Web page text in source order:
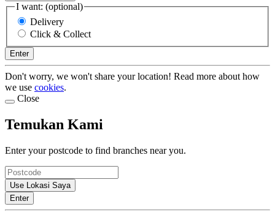
I want: (optional)
Delivery
Click & Collect
Enter
Don't worry, we won't share your location! Read more about how
we use cookies.
Close
Temukan Kami
Enter your postcode to find branches near you.
Use Lokasi Saya
Enter